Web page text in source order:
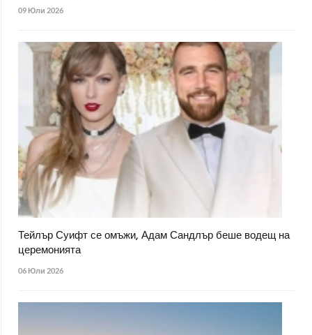
09 Юли 2026
Тейлър Суифт се омъжи, Адам Сандлър беше водещ на
церемонията
06 Юли 2026